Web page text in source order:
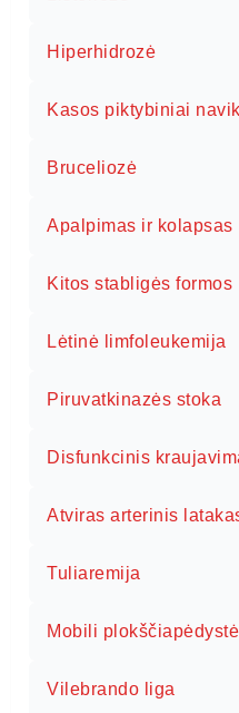
Hiperhidrozė
Kasos piktybiniai
Bruceliozė
Apalpimas ir kolapsas
Kitos stabligės formos
Lėtinė limfoleukemija
Piruvatkinazės stoka
Disfunkcinis
Atviras arterinis
Tuliaremija
Mobili plokščiapėdystė
Vilebrando liga